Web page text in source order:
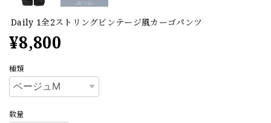
Daily 1全2ストリングビンテージ風カーゴパンツ
¥8,800
種類
数量